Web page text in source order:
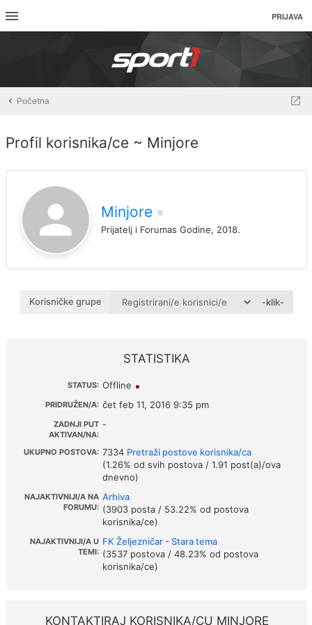
PRIJAVA
Početna
Profil korisnika/ce ~ Minjore
Minjore
Prijatelj i Forumas Godine, 2018.
Korisničke grupe -klik-
STATISTIKA
STATUS: Offline
PRIDRUŽEN/A: čet feb 11, 2016 9:35 pm
ZADNJI PUT
AKTIVAN/NA:
-
UKUPNO POSTOVA: 7334 Pretraži postove korisnika/ca
(1.26% od svih postova / 1.91 post(a)/ova
dnevno)
NAJAKTIVNIJI/A NA
FORUMU:
Arhiva
(3903 posta / 53.22% od postova
korisnika/ce)
NAJAKTIVNIJI/A U
TEMI:
FK Željezničar - Stara tema
(3537 postova / 48.23% od postova
korisnika/ce)
KONTAKTIRAJ KORISNIKA/CU MINJORE